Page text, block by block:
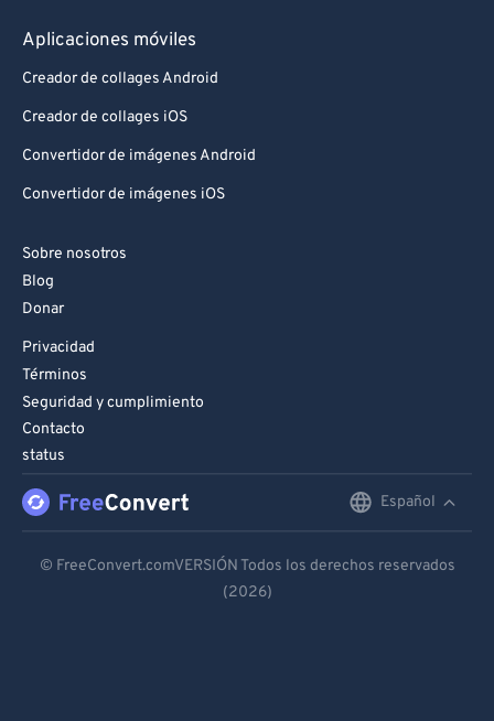
Aplicaciones móviles
Creador de collages Android
Creador de collages iOS
Convertidor de imágenes Android
Convertidor de imágenes iOS
Sobre nosotros
Blog
Donar
Privacidad
Términos
Seguridad y cumplimiento
Contacto
status
Español
Español
© FreeConvert.comVERSIÓN Todos los derechos reservados
(2026)